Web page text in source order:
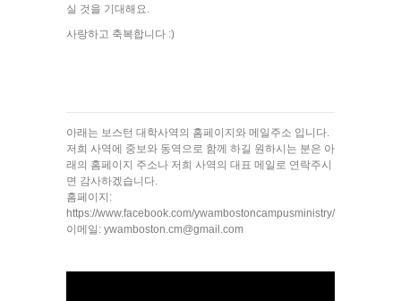
실 것을 기대해요.
사랑하고 축복합니다 :)
아래는 보스턴 대학사역의 홈페이지와 메일주소 입니다.
저희 사역에 중보와 동역으로 함께 하길 원하시는 분은 아
래의 홈페이지 주소나 저희 사역의 대표 메일로 연락주시
면 감사하겠습니다.
홈페이지:
https://www.facebook.com/ywambostoncampusministry/
이메일: ywamboston.cm@gmail.com